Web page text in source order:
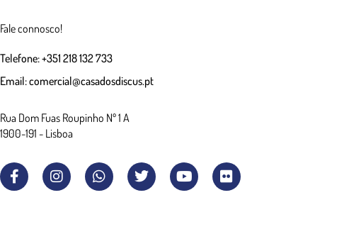
Fale connosco!
Telefone: +351 218 132 733
Email: comercial@casadosdiscus.pt
Rua Dom Fuas Roupinho Nº 1 A
1900-191 - Lisboa